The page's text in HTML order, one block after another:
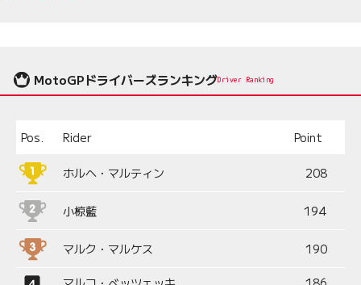
MotoGPドライバーズランキングDriver Ranking
Pos. Rider Point
ホルヘ・マルティン 208
小椋藍 194
マルク・マルケス 190